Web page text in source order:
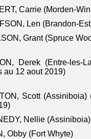
Carrie (Morden-
Len (Brandon-
Grant (Spruce
Derek (Entre-les-
au 12 aout 2019)
Scott (Assiniboia)
Nellie (Assiniboia)
Obby (Fort Whyte)